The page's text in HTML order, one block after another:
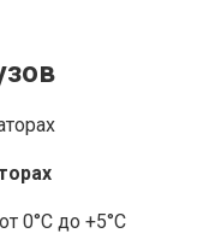
0°С до +5°С